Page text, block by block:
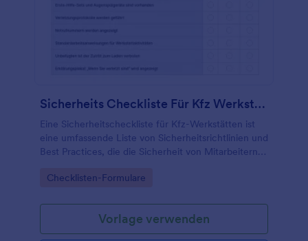
Erstellen Sie dann einen Zeitplan, um Ihre
Mitarbeiter daran zu erinnern, was zu tun ist. Ganz
gleich, ob es sich bei Ihrem Unternehmen um ein
Hotel, ein Restaurant oder ein Büro handelt, dieses
sorgen und Gäste, Kunden und Mitarbeiter
zufrieden zu stellen.
Sicherheits Checkliste Für Kfz Werkstätten
Eine Sicherheitscheckliste für Kfz-Werkstätten ist
eine umfassende Liste von Sicherheitsrichtlinien und
Best Practices, die die Sicherheit von Mitarbeitern,
gewährleisten.
Go to Category:
Checklisten-Formulare
Vorlage verwenden